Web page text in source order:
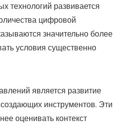
технологий развивается
цифровой
значительно более
условия существенно
является развитие
инструментов. Эти
оценивать контекст